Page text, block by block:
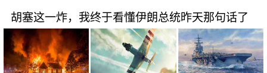
胡塞这一炸，我终于看懂伊朗总统昨天那句话了